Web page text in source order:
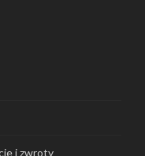
i zwroty